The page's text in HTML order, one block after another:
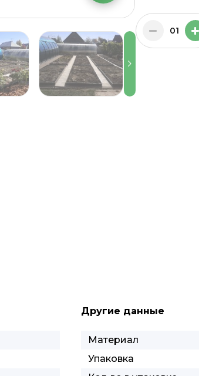
01
Другие данные
Материал
Упаковка